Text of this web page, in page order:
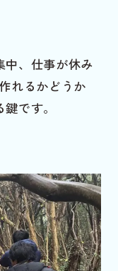
中、仕事が休み
れるかどうか
です。